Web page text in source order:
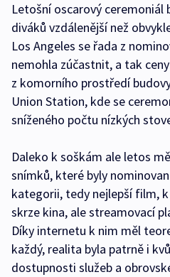
Letošní oscarový ceremoniál
diváků vzdálenější než
Los Angeles se řada z
nemohla zúčastnit, a tak
z komorního prostředí
Union Station, kde se
sníženého počtu nízkých
Daleko k soškám ale letos
snímků, které byly
kategorii, tedy nejlepší film,
skrze kina, ale streamovací
Díky internetu k nim měl
každý, realita byla patrně i
dostupnosti služeb a